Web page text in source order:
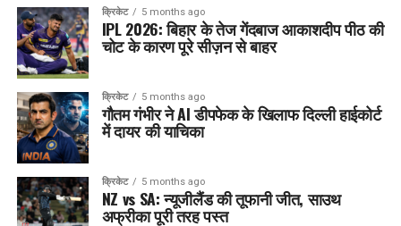
क्रिकेट 5 months ago
IPL 2026: बिहार के तेज गेंदबाज आकाशदीप पीठ की
चोट के कारण पूरे सीज़न से बाहर
क्रिकेट 5 months ago
गौतम गंभीर ने AI डीपफेक के खिलाफ दिल्ली हाईकोर्ट
में दायर की याचिका
क्रिकेट 5 months ago
NZ vs SA: न्यूजीलैंड की तूफानी जीत, साउथ
अफ्रीका पूरी तरह पस्त